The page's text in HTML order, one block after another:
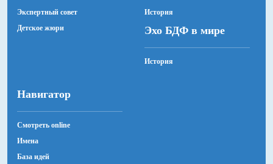
Экспертный совет
Детское жюри
История
Эхо БДФ в мире
История
Навигатор
Смотреть online
Имена
База идей